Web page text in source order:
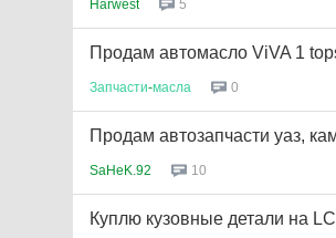
Harwest 5
Продам автомасло ViVA 1
Запчасти-масла 0
Продам автозапчасти уаз,
SaHeK.92 10
Куплю кузовные детали на